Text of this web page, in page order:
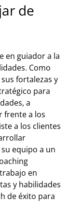
de
en guiador a la
Como
fortalezas y
para
a
frente a los
a los clientes
equipo a un
en
y habilidades
de éxito para